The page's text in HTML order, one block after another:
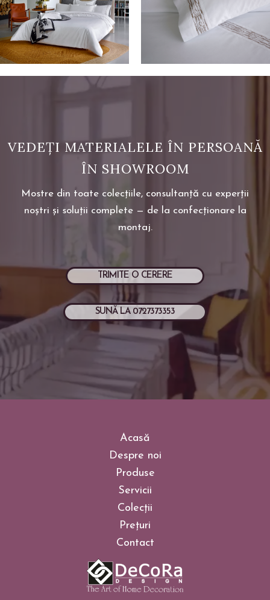
VEDEȚI MATERIALELE ÎN PERSOANĂ
ÎN SHOWROOM
Mostre din toate colecțiile, consultanță cu experții
noștri și soluții complete — de la confecționare la
montaj.
TRIMITE O CERERE
SUNĂ LA 0727373353
Acasă
Despre noi
Produse
Servicii
Colecții
Prețuri
Contact